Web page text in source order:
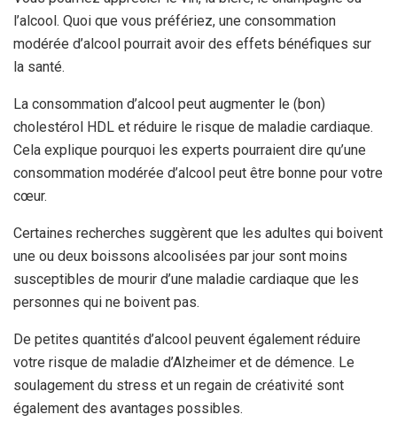
l’alcool. Quoi que vous préfériez, une consommation
modérée d’alcool pourrait avoir des effets bénéfiques sur
la santé.
La consommation d’alcool peut augmenter le (bon)
cholestérol HDL et réduire le risque de maladie cardiaque.
Cela explique pourquoi les experts pourraient dire qu’une
consommation modérée d’alcool peut être bonne pour votre
cœur.
Certaines recherches suggèrent que les adultes qui boivent
une ou deux boissons alcoolisées par jour sont moins
susceptibles de mourir d’une maladie cardiaque que les
personnes qui ne boivent pas.
De petites quantités d’alcool peuvent également réduire
votre risque de maladie d’Alzheimer et de démence. Le
soulagement du stress et un regain de créativité sont
également des avantages possibles.